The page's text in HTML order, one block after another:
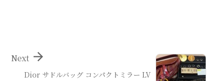
Dior サドルバッグ コンパクトミラー LV

Next